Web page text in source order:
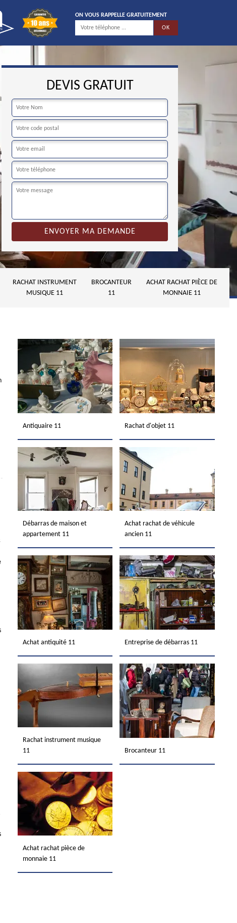
ON VOUS RAPPELLE GRATUITEMENT
DEVIS GRATUIT
RACHAT INSTRUMENT
MUSIQUE 11
BROCANTEUR
11
ACHAT RACHAT PIÈCE DE
MONNAIE 11
Antiquaire 11 Rachat d'objet 11
Débarras de maison et
appartement 11
Achat rachat de véhicule
ancien 11
Achat antiquité 11 Entreprise de débarras 11
Rachat instrument musique
11
Brocanteur 11
Achat rachat pièce de
monnaie 11